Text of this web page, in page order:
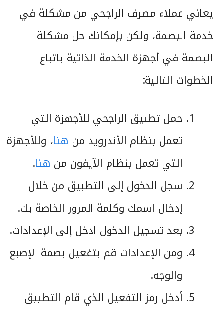
يعاني عملاء مصرف الراجحي من مشكلة في
خدمة البصمة، ولكن بإمكانك حل مشكلة
البصمة في أجهزة الخدمة الذاتية باتباع
الخطوات التالية:
حمل تطبيق الراجحي للأجهزة التي
تعمل بنظام الأندرويد من هنا، وللأجهزة
التي تعمل بنظام الآيفون من هنا.
سجل الدخول إلى التطبيق من خلال
إدخال اسمك وكلمة المرور الخاصة بك.
بعد تسجيل الدخول ادخل إلى الإعدادات.
ومن الإعدادات قم بتفعيل بصمة الإصبع
والوجه.
أدخل رمز التفعيل الذي قام التطبيق